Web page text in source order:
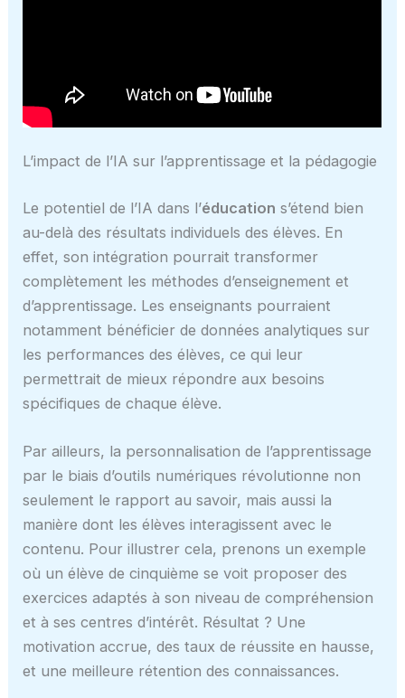
L’impact de l’IA sur l’apprentissage et la pédagogie
Le potentiel de l’IA dans l’éducation s’étend bien
au-delà des résultats individuels des élèves. En
effet, son intégration pourrait transformer
complètement les méthodes d’enseignement et
d’apprentissage. Les enseignants pourraient
notamment bénéficier de données analytiques sur
les performances des élèves, ce qui leur
permettrait de mieux répondre aux besoins
spécifiques de chaque élève.
Par ailleurs, la personnalisation de l’apprentissage
par le biais d’outils numériques révolutionne non
seulement le rapport au savoir, mais aussi la
manière dont les élèves interagissent avec le
contenu. Pour illustrer cela, prenons un exemple
où un élève de cinquième se voit proposer des
exercices adaptés à son niveau de compréhension
et à ses centres d’intérêt. Résultat ? Une
motivation accrue, des taux de réussite en hausse,
et une meilleure rétention des connaissances.